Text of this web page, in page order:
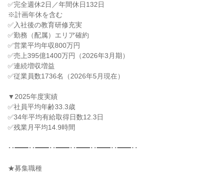
✅完全週休2日／年間休日132日
※計画年休を含む
✅入社後の教育研修充実
✅勤務（配属）エリア確約
✅営業平均年収800万円
✅売上395億1400万円（2026年3月期）
✅連続増収増益
✅従業員数1736名（2026年5月現在）
▼2025年度実績
✅社員平均年齢33.3歳
✅34年平均有給取得日数12.3日
✅残業月平均14.9時間
･･━━･･━━･･━━･･━━･･━━･･━━･･
★募集職種